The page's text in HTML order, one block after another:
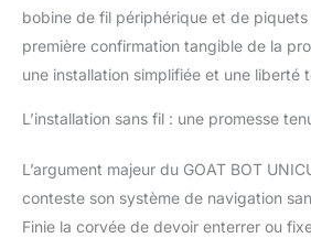
bobine de fil périphérique et de
première confirmation tangible de la
une installation simplifiée et une liberté
L’installation sans fil : une promesse
L’argument majeur du GOAT BOT
conteste son système de navigation
Finie la corvée de devoir enterrer ou